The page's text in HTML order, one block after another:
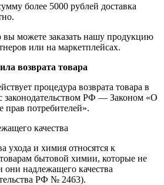
более 5000 рублей доставка
можете заказать нашу продукцию
или на маркетплейсах.
возврата товара
процедура возврата товара в
законодательством РФ — Законом «О
прав потребителей».
качества
ухода и химия относятся к
бытовой химии, которые не
они надлежащего качества
РФ № 2463).